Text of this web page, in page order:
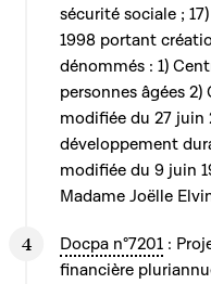
sécurité sociale ;
1998 portant
dénommés : 1)
personnes âgées
modifiée du 27 juin
développement
modifiée du 9 juin
Madame Joëlle
Docpa n°7201 :
financière